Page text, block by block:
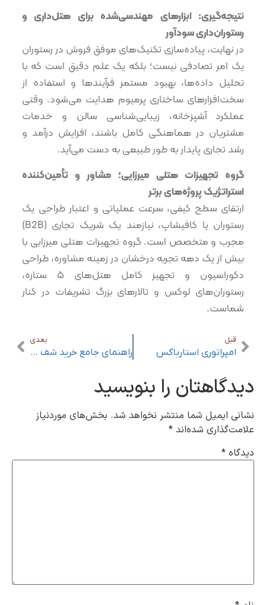
نتیجه‌گیری: ابزارهای مهندسی‌شده برای هتل‌داری و
رستوران‌داری سودآور
در نهایت، پیاده‌سازی تکنیک‌های موفق فروش در رستوران
یک امر تصادفی نیست؛ بلکه یک علم دقیق است که با
تحلیل داده‌ها، بهبود مستمر فرآیندها و استفاده از
سخت‌افزارهای ساختاری پرمیوم هدایت می‌شود. وقتی
عملکرد آشپزخانه، زیبایی‌شناسی سالن و خدمات
مشتریان در هماهنگی کامل باشند، افزایش درآمد و
رشد تجاری پایدار به طور طبیعی به دست می‌آید.
گروه تجهیزات هتلی میرزایی؛ مشاور و تأمین‌کننده
استراتژیک پروژه‌های برتر
ارتقای سطح کیفی، سرعت عملیاتی و اعتبار طراحی یک
رستوران یا کافیشاپ، نیازمند یک شریک تجاری (B2B)
مجرب و متخصص است. گروه تجهیزات هتلی میرزایی با
بیش از یک دهه تجربه درخشان در زمینه مشاوره، طراحی
دکوراسیون و تجهیز کامل هتل‌های ۵ ستاره،
رستوران‌های لوکس و تالارهای بزرگ تشریفات در کنار
شماست.
قبل
امپراتوری استارباکس
بعدی
راهنمای جامع خرید شف اندیش
دیدگاهتان را بنویسید
نشانی ایمیل شما منتشر نخواهد شد. بخش‌های موردنیاز
علامت‌گذاری شده‌اند *
دیدگاه *